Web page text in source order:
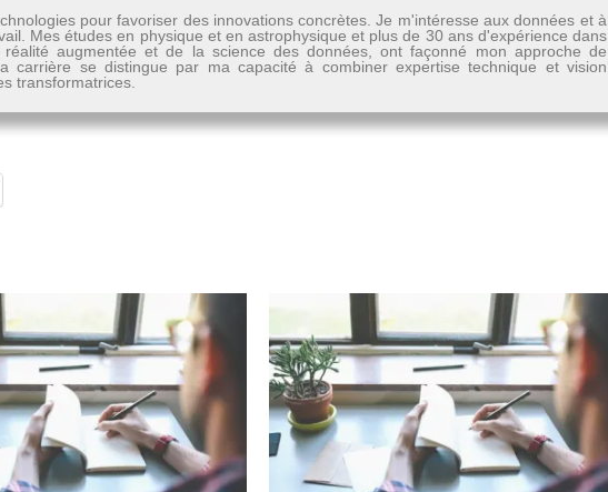
pour favoriser des innovations concrètes. Je m'intéresse aux données et à
Mes études en physique et en astrophysique et plus de 30 ans d'expérience dans
augmentée et de la science des données, ont façonné mon approche de
se distingue par ma capacité à combiner expertise technique et vision
transformatrices.